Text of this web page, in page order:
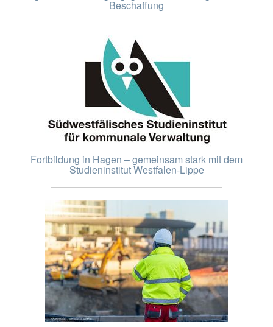
Beschaffung
Fortbildung in Hagen – gemeinsam stark mit dem
Studieninstitut Westfalen-Lippe